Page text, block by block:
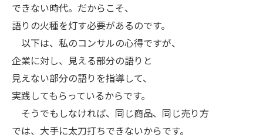
できない時代。だからこそ、
語りの火種を灯す必要があるのです。
以下は、私のコンサルの心得ですが、
企業に対し、見える部分の語りと
見えない部分の語りを指導して、
実践してもらっているからです。
そうでもしなければ、同じ商品、同じ売り方
では、大手に太刀打ちできないからです。